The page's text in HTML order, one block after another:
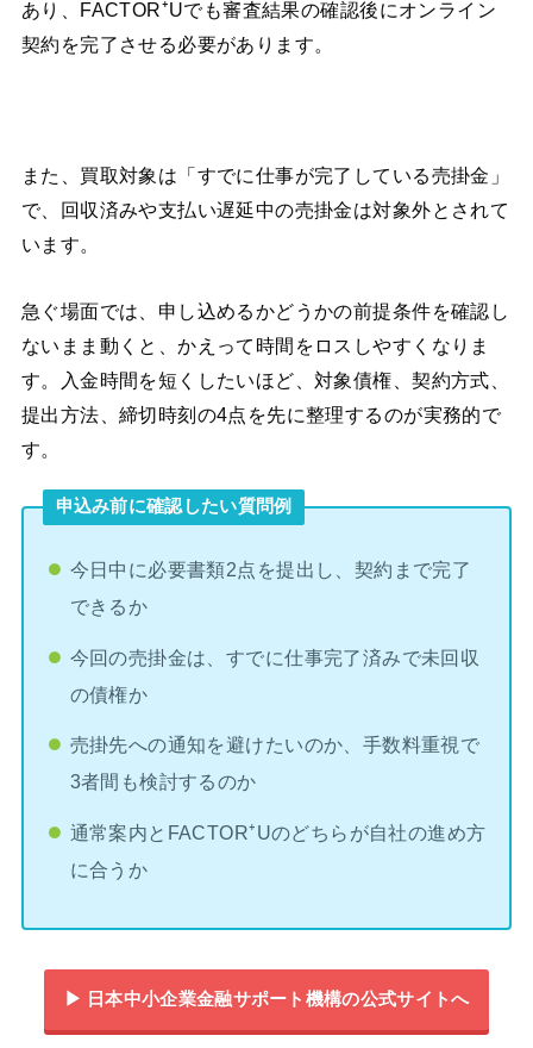
あり、FACTOR⁺Uでも審査結果の確認後にオンライン
契約を完了させる必要があります。
また、買取対象は「すでに仕事が完了している売掛金」
で、回収済みや支払い遅延中の売掛金は対象外とされて
います。
急ぐ場面では、申し込めるかどうかの前提条件を確認し
ないまま動くと、かえって時間をロスしやすくなりま
す。入金時間を短くしたいほど、対象債権、契約方式、
提出方法、締切時刻の4点を先に整理するのが実務的で
す。
申込み前に確認したい質問例
今日中に必要書類2点を提出し、契約まで完了
できるか
今回の売掛金は、すでに仕事完了済みで未回収
の債権か
売掛先への通知を避けたいのか、手数料重視で
3者間も検討するのか
通常案内とFACTOR⁺Uのどちらが自社の進め方
に合うか
▶︎ 日本中小企業金融サポート機構の公式サイトへ